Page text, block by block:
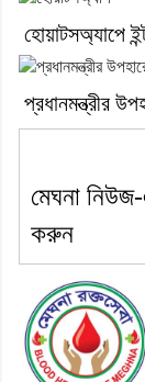
হোয়াটসঅ্যাপে
প্রধানমন্ত্রীর
মেঘনা
করুন